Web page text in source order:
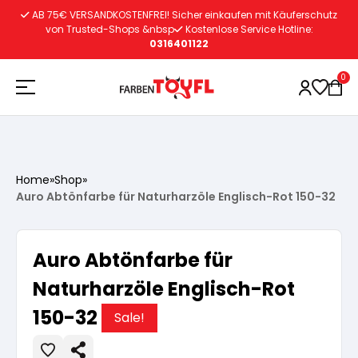
Wasserlösliche Grundierung
Lösemittelhältige Grundierung
Vorbereitung
Wasserlösliche Grundierung
Autoreparatur
Vorbereitung
Innenfarben
AB 75€ VERSANDKOSTENFREI! Sicher einkaufen mit Käuferschutz
von Trusted-Shops &nbsp
Kostenlose Service Hotline:
0316401122
0
Home»Shop»
Auro Abtönfarbe für Naturharzöle Englisch-Rot 150-32
Auro Abtönfarbe für
Naturharzöle Englisch-Rot
150-32
Sale!